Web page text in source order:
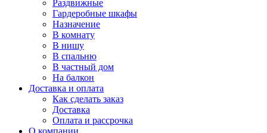
Раздвижные
Гардеробные шкафы
Назначение
В комнату
В нишу
В спальню
В частный дом
На балкон
Доставка и оплата
Как сделать заказ
Доставка
Оплата и рассрочка
О компании